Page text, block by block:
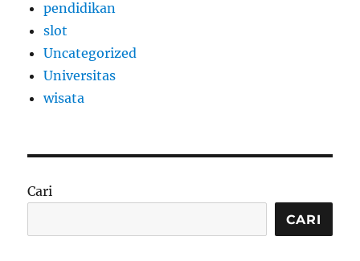
pendidikan
slot
Uncategorized
Universitas
wisata
Cari
CARI